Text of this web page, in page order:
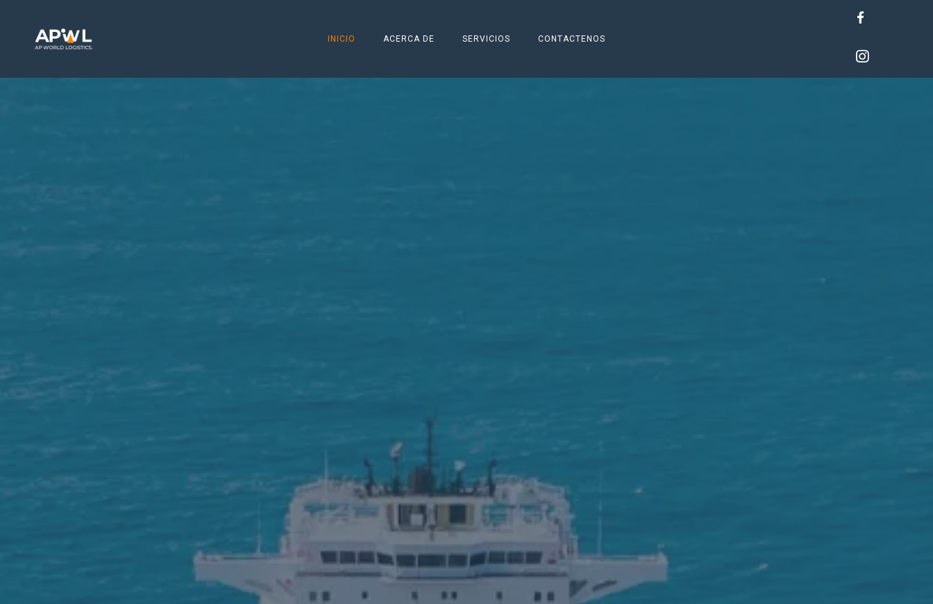
INICIO ACERCA DE SERVICIOS CONTACTENOS